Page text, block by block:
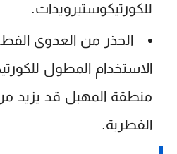
للكورتيكوستيرويدات.
الحذر من العدوى
الاستخدام المطول
منطقة المهبل قد يزيد
الفطرية.